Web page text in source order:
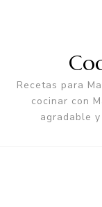
Recetas para
cocinar con
agradable